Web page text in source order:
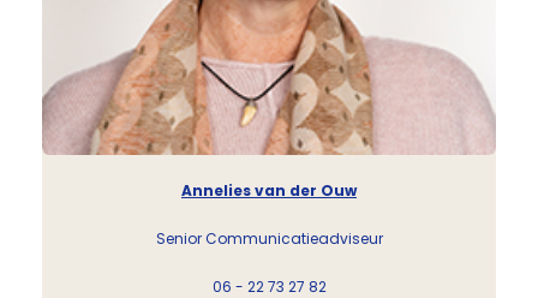
Annelies van der Ouw
Senior Communicatieadviseur
06 - 22 73 27 82